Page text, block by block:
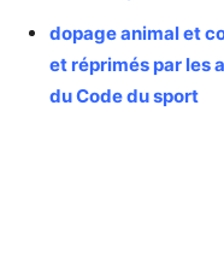
dopage animal et
et réprimés par les
du Code du sport